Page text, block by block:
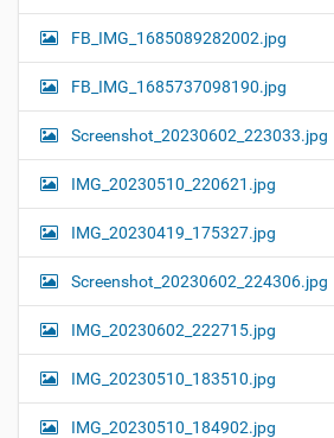
FB_IMG_1685089282002.jpg
FB_IMG_1685737098190.jpg
Screenshot_20230602_223033.jpg
IMG_20230510_220621.jpg
IMG_20230419_175327.jpg
Screenshot_20230602_224306.jpg
IMG_20230602_222715.jpg
IMG_20230510_183510.jpg
IMG_20230510_184902.jpg